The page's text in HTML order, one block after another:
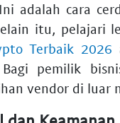
adalah cara
itu, pelajari
Terbaik 2026
pemilik
vendor di luar